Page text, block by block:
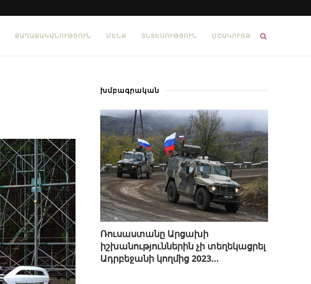
ՔԱՂԱՔԱԿԱՆՈՒԹՅՈՒՆ ՄԵՆՔ ՏՆՏԵՍՈՒԹՅՈՒՆ ՄՇԱԿՈՒՅԹ
խմբագրական
Ռուսաստանը Արցախի
իշխանություններին չի տեղեկացրել
Ադրբեջանի կողմից 2023...